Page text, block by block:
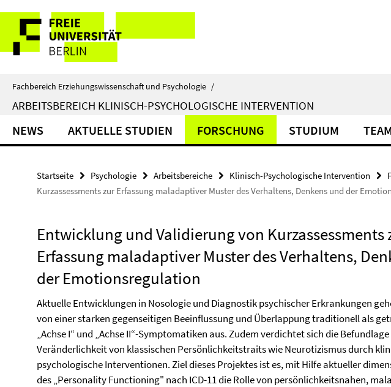
direkt
Inhalt
Service-
Navigation
Fachbereich Erziehungswissenschaft und Psychologie /
ARBEITSBEREICH KLINISCH-PSYCHOLOGISCHE INTERVENTION
NEWS AKTUELLE STUDIEN FORSCHUNG STUDIUM
Startseite Psychologie Arbeitsbereiche Klinisch-Psychologische Intervention
Kurzassessments zur Erfassung maladaptiver Muster des Verhaltens, Denkens und der
Entwicklung und Validierung von Kurzassessments
Erfassung maladaptiver Muster des Verhaltens,
der Emotionsregulation
Aktuelle Entwicklungen in Nosologie und Diagnostik psychischer Erkrankungen
von einer starken gegenseitigen Beeinflussung und Überlappung traditionell als
„Achse I“ und „Achse II“-Symptomatiken aus. Zudem verdichtet sich die
Veränderlichkeit von klassischen Persönlichkeitstraits wie Neurotizismus durch
psychologische Interventionen. Ziel dieses Projektes ist es, mit Hilfe aktueller
des „Personality Functioning" nach ICD-11 die Rolle von persönlichkeitsnahen,